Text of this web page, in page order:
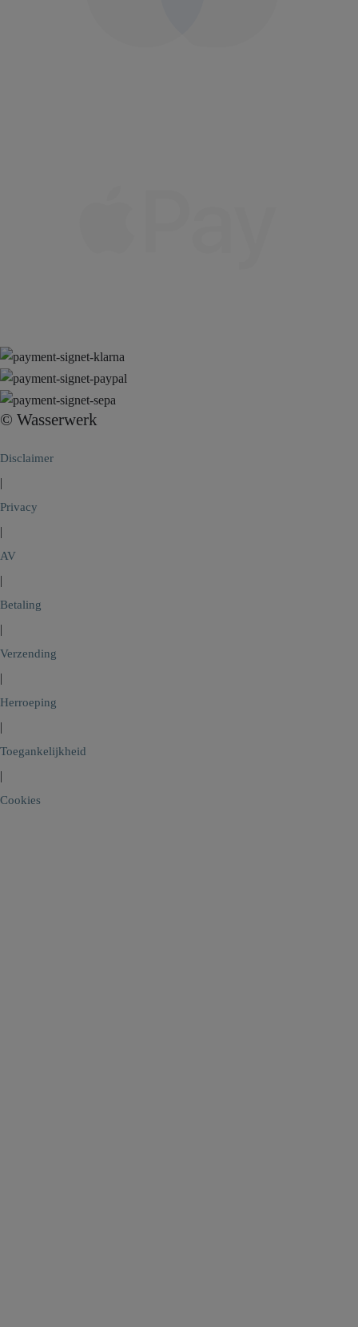
© Wasserwerk
Disclaimer
|
Privacy
|
AV
|
Betaling
|
Verzending
|
Herroeping
|
Toegankelijkheid
|
Cookies